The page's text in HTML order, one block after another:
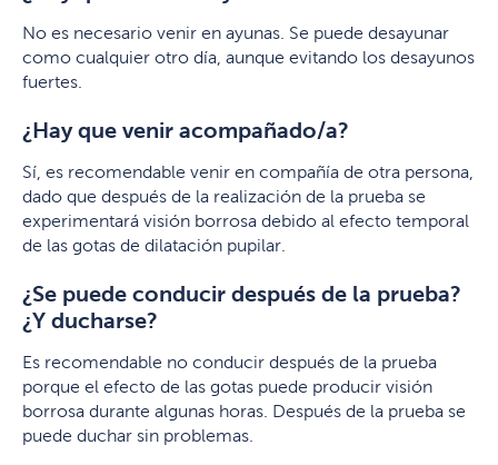
No es necesario venir en ayunas. Se puede desayunar
como cualquier otro día, aunque evitando los desayunos
fuertes.
¿Hay que venir acompañado/a?
Sí, es recomendable venir en compañía de otra persona,
dado que después de la realización de la prueba se
experimentará visión borrosa debido al efecto temporal
de las gotas de dilatación pupilar.
¿Se puede conducir después de la prueba?
¿Y ducharse?
Es recomendable no conducir después de la prueba
porque el efecto de las gotas puede producir visión
borrosa durante algunas horas. Después de la prueba se
puede duchar sin problemas.